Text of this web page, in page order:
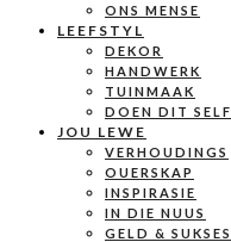
ONS MENSE
LEEFSTYL
DEKOR
HANDWERK
TUINMAAK
DOEN DIT SELF
JOU LEWE
VERHOUDINGS
OUERSKAP
INSPIRASIE
IN DIE NUUS
GELD & SUKSES